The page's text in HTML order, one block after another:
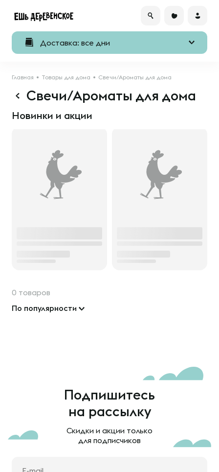
Доставка: все дни
Главная Товары для дома Свечи/Ароматы для дома
Свечи/Ароматы для дома
Новинки и акции
0 товаров
По популярности
Подпишитесь
на рассылку
Скидки и акции только
для подписчиков